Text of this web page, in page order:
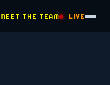
MEET THE TEAM LIVE